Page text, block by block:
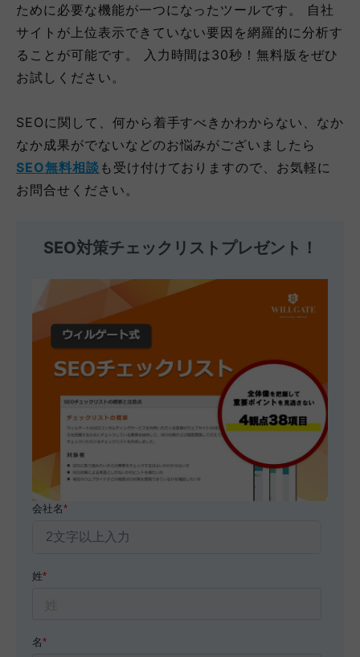
ために必要な機能が一つになったツールです。 自社
サイトが上位表示できていない要因を網羅的に分析す
ることが可能です。 入力時間は30秒！無料版をぜひ
お試しください。
SEOに関して、何から着手すべきかわからない、なか
なか成果がでないなどのお悩みがございましたら
SEO無料相談 も受け付けておりますので、お気軽に
お問合せください。
SEO対策チェックリストプレゼント！